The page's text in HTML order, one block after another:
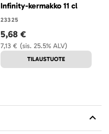
Infinity-kermakko 11 cl
23325
(sis. 25.5% ALV)
7,13 €
5,68 €
TILAUSTUOTE